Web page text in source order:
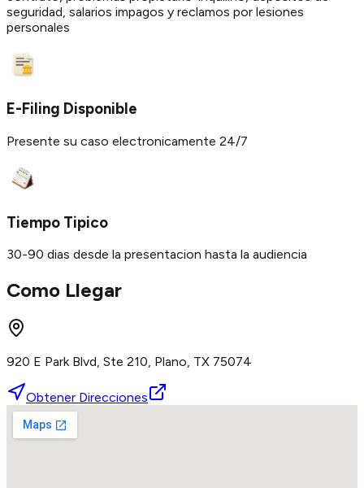
seguridad, salarios impagos y reclamos por lesiones
personales
E-Filing Disponible
Presente su caso electronicamente 24/7
Tiempo Tipico
30-90 dias desde la presentacion hasta la audiencia
Como Llegar
920 E Park Blvd, Ste 210, Plano, TX 75074
Obtener Direcciones